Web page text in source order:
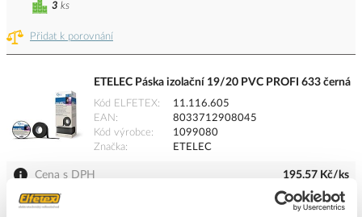
Přidat k porovnání
3 ks
ETELEC Páska izolační 19/20 PVC PROFI 633 černá
Kód ELFETEX
11.116.605
EAN
8033712908045
Kód výrobce
1099080
Značka
ETELEC
Cena s DPH 195,57 Kč/ks